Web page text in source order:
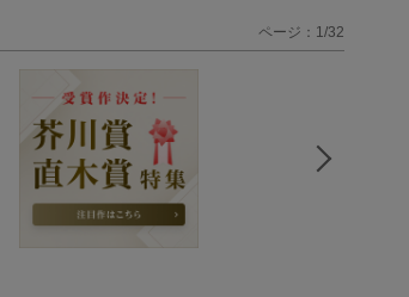
ページ：1/32